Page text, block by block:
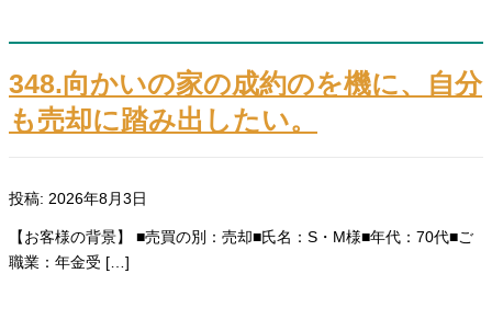
348.向かいの家の成約のを機に、自分
も売却に踏み出したい。
投稿: 2026年8月3日
【お客様の背景】 ■売買の別：売却■氏名：S・M様■年代：70代■ご
職業：年金受 […]